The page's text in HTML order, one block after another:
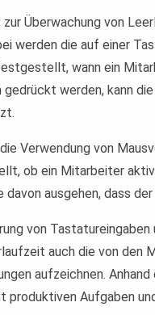
zur Überwachung von
werden die auf einer
wann ein
werden, kann
Verwendung von
ob ein Mitarbeiter
davon ausgehen, dass
von
auch die von den
aufzeichnen.
produktiven Aufgaben